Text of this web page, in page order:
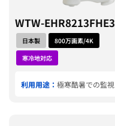
WTW-EHR8213FHE3
日本製
800万画素/4K
寒冷地対応
利用用途： 極寒酷暑での監視